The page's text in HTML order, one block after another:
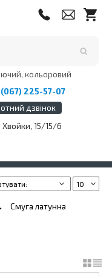
кольоровий
225-57-07
дзвінок
Хвойки, 15/15/6
Смуга латунна